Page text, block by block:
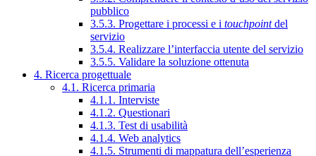
pubblico
3.5.3. Progettare i processi e i touchpointdel
servizio
3.5.4. Realizzare l’interfaccia utente del servizio
3.5.5. Validare la soluzione ottenuta
4. Ricerca progettuale
4.1. Ricerca primaria
4.1.1. Interviste
4.1.2. Questionari
4.1.3. Test di usabilità
4.1.4. Web analytics
4.1.5. Strumenti di mappatura dell’esperienza